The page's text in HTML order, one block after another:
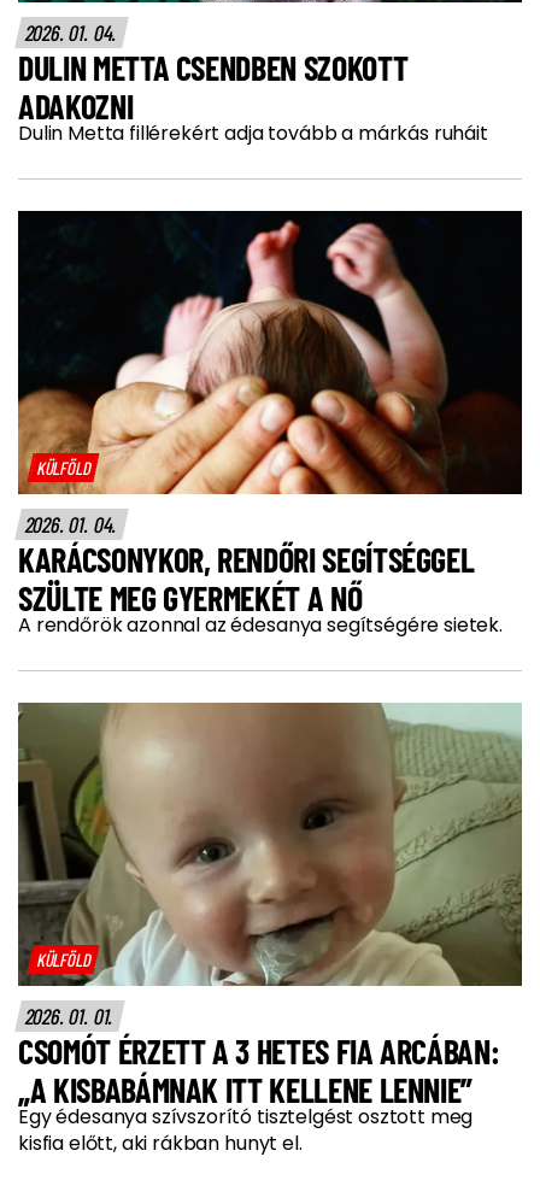
2026. 01. 04.
DULIN METTA CSENDBEN SZOKOTT
ADAKOZNI
Dulin Metta fillérekért adja tovább a márkás ruháit
KÜLFÖLD
2026. 01. 04.
KARÁCSONYKOR, RENDŐRI SEGÍTSÉGGEL
SZÜLTE MEG GYERMEKÉT A NŐ
A rendőrök azonnal az édesanya segítségére sietek.
KÜLFÖLD
2026. 01. 01.
CSOMÓT ÉRZETT A 3 HETES FIA ARCÁBAN:
„A KISBABÁMNAK ITT KELLENE LENNIE”
Egy édesanya szívszorító tisztelgést osztott meg
kisfia előtt, aki rákban hunyt el.